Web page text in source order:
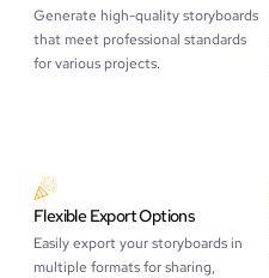
Generate high-quality storyboards
that meet professional standards
for various projects.
Flexible Export Options
Easily export your storyboards in
multiple formats for sharing,